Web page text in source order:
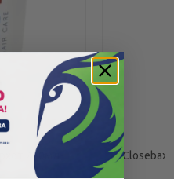
250мл Closebax